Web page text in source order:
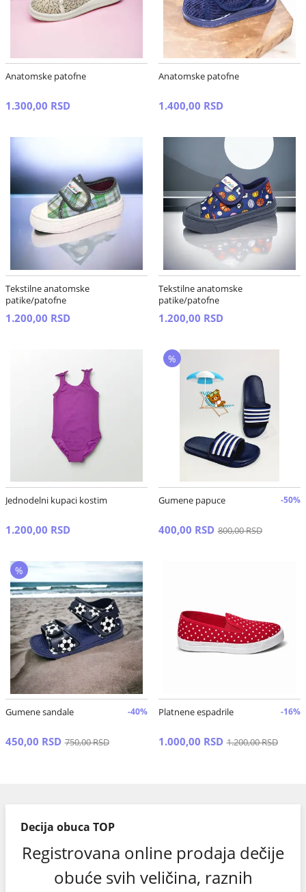
Anatomske patofne
1.300,00 RSD
Anatomske patofne
1.400,00 RSD
Tekstilne anatomske
patike/patofne
1.200,00 RSD
Tekstilne anatomske
patike/patofne
1.200,00 RSD
Jednodelni kupaci kostim
1.200,00 RSD
Gumene papuce -50%
400,00 RSD 800,00 RSD
%
Gumene sandale -40%
450,00 RSD 750,00 RSD
%
Platnene espadrile -16%
1.000,00 RSD 1.200,00 RSD
Decija obuca TOP
Registrovana online prodaja dečije
obuće svih veličina, raznih